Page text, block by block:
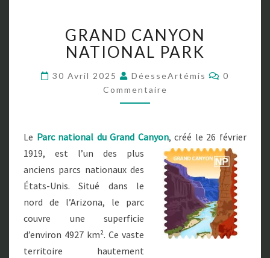
R
A
N
D
C
A
O
N
N
A
I
O
N
A
GRAND CANYON
NATIONAL PARK
30 Avril 2025 DéesseArtémis
C
O
A
R
E
S
0
Commentaire
Le Parc national du Grand Canyon, créé le 26 février
1919, est l’un des plus
anciens parcs nationaux des
États-Unis. Situé dans le
nord de l’Arizona, le parc
couvre une superficie
d’environ 4927 km². Ce vaste
territoire hautement